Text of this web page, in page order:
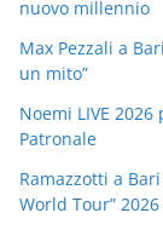
nuovo millennio
Max Pezzali a
un mito”
Noemi LIVE
Patronale
Ramazzotti a
World Tour” 2026